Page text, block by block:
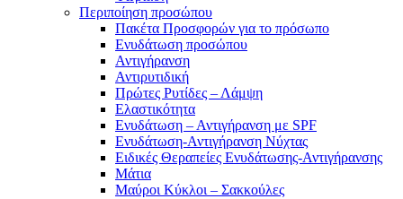
Περιποίηση προσώπου
Πακέτα Προσφορών για το πρόσωπο
Ενυδάτωση προσώπου
Αντιγήρανση
Αντιρυτιδική
Πρώτες Ρυτίδες – Λάμψη
Ελαστικότητα
Ενυδάτωση – Αντιγήρανση με SPF
Ενυδάτωση-Αντιγήρανση Νύχτας
Ειδικές Θεραπείες Ενυδάτωσης-Αντιγήρανσης
Μάτια
Μαύροι Κύκλοι – Σακκούλες